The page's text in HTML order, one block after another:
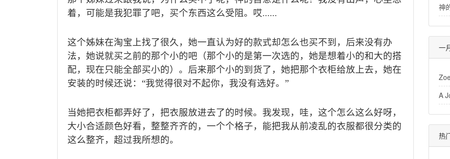
着，可能是我犯罪了吧，买个东西这么受阻。哎......
这个姊妹在淘宝上找了很久，她一直认为好的款式却怎么也买不到，后来没有办
法，她说就买之前的那个小的吧（那个小的是第一次选的，她是想着小的和大的搭
配，现在只能全部买小的）。后来那个小的到货了，她把那个衣柜给放上去，她在
安装的时候还说：“我觉得很对不起你，我没有选好。”
当她把衣柜都弄好了，把衣服放进去了的时候。我发现，哇，这个怎么这么好呀，
大小合适颜色好看，整整齐齐的，一个个格子，能把我从前凌乱的衣服都很分类的
这么整齐，超过我所想的。
神
一
热